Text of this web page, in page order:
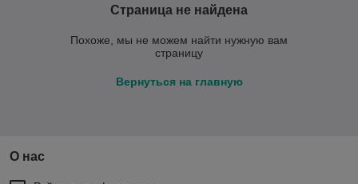
Страница не найдена
Похоже, мы не можем найти нужную вам
страницу
Вернуться на главную
О нас